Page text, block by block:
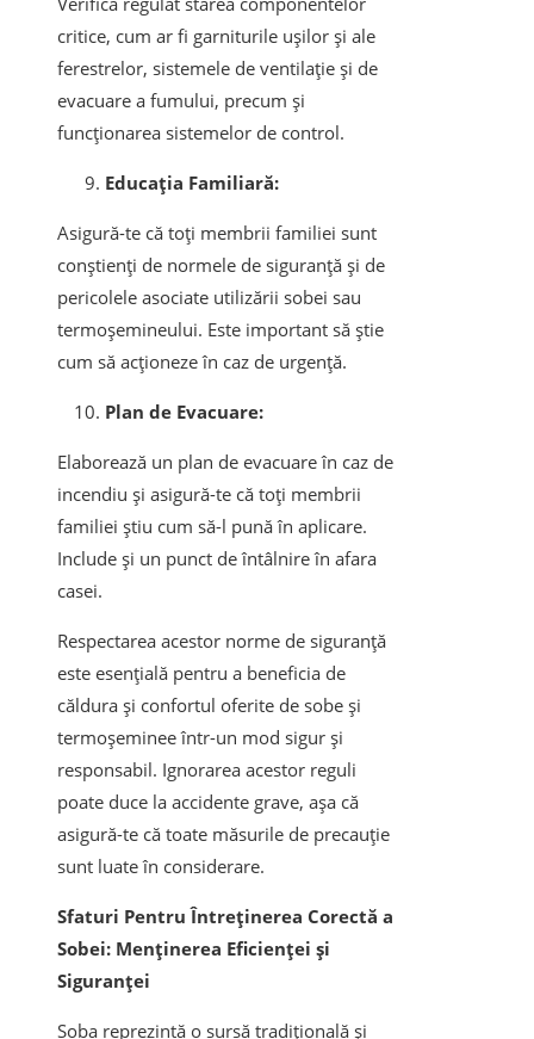
critice, cum ar fi garniturile ușilor și ale
ferestrelor, sistemele de ventilație și de
evacuare a fumului, precum și
funcționarea sistemelor de control.
Educația Familiară:
Asigură-te că toți membrii familiei sunt
conștienți de normele de siguranță și de
pericolele asociate utilizării sobei sau
termoșemineului. Este important să știe
cum să acționeze în caz de urgență.
Plan de Evacuare:
Elaborează un plan de evacuare în caz de
incendiu și asigură-te că toți membrii
familiei știu cum să-l pună în aplicare.
Include și un punct de întâlnire în afara
casei.
Respectarea acestor norme de siguranță
este esențială pentru a beneficia de
căldura și confortul oferite de sobe și
termoșeminee într-un mod sigur și
responsabil. Ignorarea acestor reguli
poate duce la accidente grave, așa că
asigură-te că toate măsurile de precauție
sunt luate în considerare.
Sfaturi Pentru Întreținerea Corectă a
Sobei: Menținerea Eficienței și
Siguranței
Soba reprezintă o sursă tradițională și